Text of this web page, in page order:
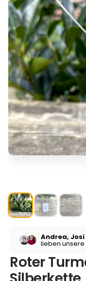
Andrea, Josi
lieben unsere
Roter